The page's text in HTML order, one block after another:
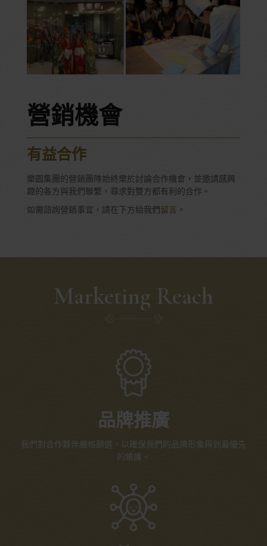
營銷機會
有益合作
樂園集團的營銷團隊始終樂於討論合作機會，並邀請感興
趣的各方與我們聯繫，尋求對雙方都有利的合作。
如需諮詢營銷事宜，請在下方給我們留言 。
Marketing Reach
品牌推廣
我們對合作夥伴嚴格篩選，以確保我們的品牌形象得到最優先
的維護。